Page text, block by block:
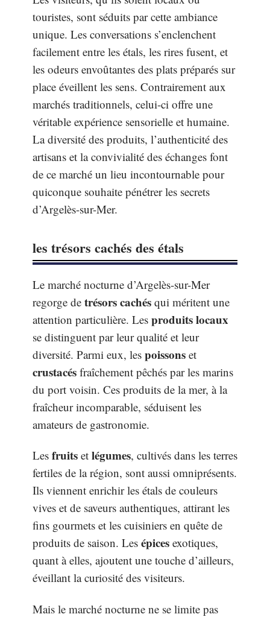
touristes, sont séduits par cette ambiance
unique. Les conversations s’enclenchent
facilement entre les étals, les rires fusent, et
les odeurs envoûtantes des plats préparés sur
place éveillent les sens. Contrairement aux
marchés traditionnels, celui-ci offre une
véritable expérience sensorielle et humaine.
La diversité des produits, l’authenticité des
artisans et la convivialité des échanges font
de ce marché un lieu incontournable pour
quiconque souhaite pénétrer les secrets
d’Argelès-sur-Mer.
les trésors cachés des étals
Le marché nocturne d’Argelès-sur-Mer
regorge de trésors cachés qui méritent une
attention particulière. Les produits locaux
se distinguent par leur qualité et leur
diversité. Parmi eux, les poissons et
crustacés fraîchement pêchés par les marins
du port voisin. Ces produits de la mer, à la
fraîcheur incomparable, séduisent les
amateurs de gastronomie.
Les fruits et légumes, cultivés dans les terres
fertiles de la région, sont aussi omniprésents.
Ils viennent enrichir les étals de couleurs
vives et de saveurs authentiques, attirant les
fins gourmets et les cuisiniers en quête de
produits de saison. Les épices exotiques,
quant à elles, ajoutent une touche d’ailleurs,
éveillant la curiosité des visiteurs.
Mais le marché nocturne ne se limite pas